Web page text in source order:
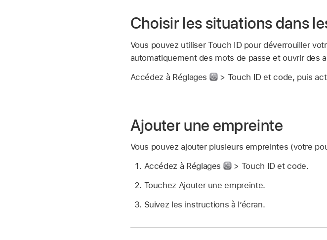
Choisir les situations dans
Vous pouvez utiliser Touch ID pour déverrouiller
automatiquement des mots de passe et ouvrir des
Accédez à Réglages
> Touch ID et code, puis
Ajouter une empreinte
Vous pouvez ajouter plusieurs empreintes (votre
Accédez à Réglages
> Touch ID et code.
Touchez Ajouter une empreinte.
Suivez les instructions à l’écran.